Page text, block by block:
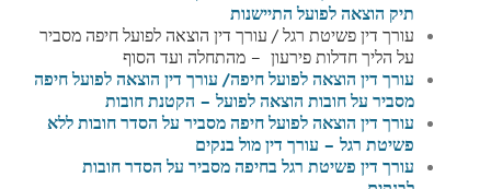
תיק הוצאה לפועל התיישנות
עורך דין פשיטת רגל / עורך דין הוצאה לפועל חיפה מסביר
על הליך חדלות פירעון – מהתחלה ועד הסוף
עורך דין הוצאה לפועל חיפה/ עורך דין הוצאה לפועל חיפה
מסביר על חובות הוצאה לפועל – הקטנת חובות
עורך דין הוצאה לפועל חיפה מסביר על הסדר חובות ללא
פשיטת רגל – עורך דין מול בנקים
עורך דין פשיטת רגל בחיפה מסביר על הסדר חובות